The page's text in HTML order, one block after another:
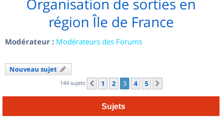
Organisation de sorties en
région Île de France
Modérateur : Modérateurs des Forums
Nouveau sujet
144 sujets Précédent
1 2 3 4 5
Sujets